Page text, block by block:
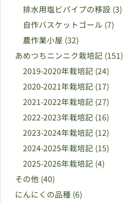
排水用塩ビパイプの移設 (3)
自作バスケットゴール (7)
農作業小屋 (32)
あめつちニンニク栽培記 (151)
2019-2020年栽培記 (24)
2020-2021年栽培記 (17)
2021-2022年栽培記 (27)
2022-2023年栽培記 (16)
2023-2024年栽培記 (12)
2024-2025年栽培記 (15)
2025-2026年栽培記 (4)
その他 (40)
にんにくの品種 (6)